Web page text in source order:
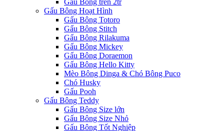
Gấu Bông trên 2tr
Gấu Bông Hoạt Hình
Gấu Bông Totoro
Gấu Bông Stitch
Gấu Bông Rilakuma
Gấu Bông Mickey
Gấu Bông Doraemon
Gấu Bông Hello Kitty
Mèo Bông Dinga & Chó Bông Puco
Chó Husky
Gấu Pooh
Gấu Bông Teddy
Gấu Bông Size lớn
Gấu Bông Size Nhỏ
Gấu Bông Tốt Nghiệp